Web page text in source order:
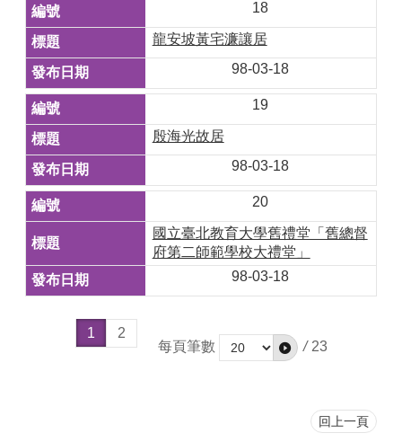
18
龍安坡黃宅濂讓居
98-03-18
19
殷海光故居
98-03-18
20
國立臺北教育大學舊禮堂「舊總督
府第二師範學校大禮堂」
98-03-18
1
2
每頁筆數
/ 23
回上一頁